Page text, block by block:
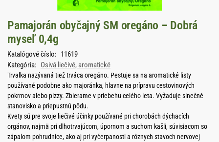
Pamajorán obyčajný SM oregáno – Dobrá
myseľ 0,4g
Katalógové číslo: 11619
Kategória: Osivá liečivé, aromatické
Trvalka nazývaná tiež trváca oregáno. Pestuje sa na aromatické listy
používané podobne ako majoránka, hlavne na prípravu cestovinových
pokrmov alebo pizzy. Zbierame v priebehu celého leta. Vyžaduje slnečné
stanovisko a priepustnú pôdu.
Kvety sú pre svoje liečivé účinky používané pri chorobách dýchacích
orgánov, najmä pri dlhotrvajúcom, úpornom a suchom kašli, súvisiacom so
zápalom pohrudnice, ako aj pri vyčerpanosti a rôznych stavoch nervovej